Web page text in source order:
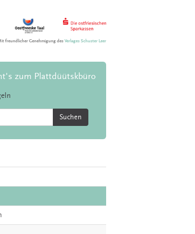
freundlicher Genehmigung desVerlages Schuster Leer
zum Plattdüütskbüro
Suchen